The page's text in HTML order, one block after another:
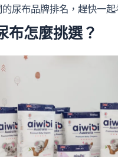
尿布品牌排名，趕快一起
布怎麼挑選？